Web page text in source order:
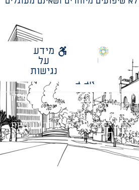
עיריית
אביב
מידע
על
נגישות
תל-אביב-יפו. האתר מספק
הנחיות תכנוניות בלבד למבני
תל אביב-יפו.
בהוראות הדין הרלוונטיות
לעת.